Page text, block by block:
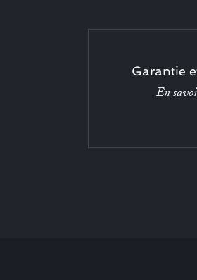
Garantie
En